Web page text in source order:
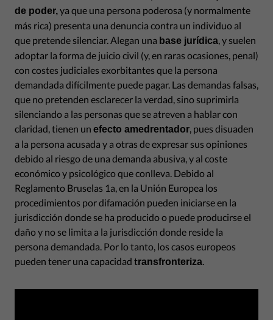
de poder,ya que una persona poderosa (y normalmente
más rica) presenta una denuncia contra un individuo al
que pretende silenciar. Alegan una base jurídica , y suelen
adoptar la forma de juicio civil (y, en raras ocasiones, penal)
con costes judiciales exorbitantes que la persona
demandada difícilmente puede pagar. Las demandas falsas,
que no pretenden esclarecer la verdad, sino suprimirla
silenciando a las personas que se atreven a hablar con
claridad, tienen un efecto amedrentador , pues disuaden
a la persona acusada y a otras de expresar sus opiniones
debido al riesgo de una demanda abusiva, y al coste
económico y psicológico que conlleva. Debido al
Reglamento Bruselas 1a, en la Unión Europea los
procedimientos por difamación pueden iniciarse en la
jurisdicción donde se ha producido o puede producirse el
daño y no se limita a la jurisdicción donde reside la
persona demandada. Por lo tanto, los casos europeos
pueden tener una capacidad transfronteriza